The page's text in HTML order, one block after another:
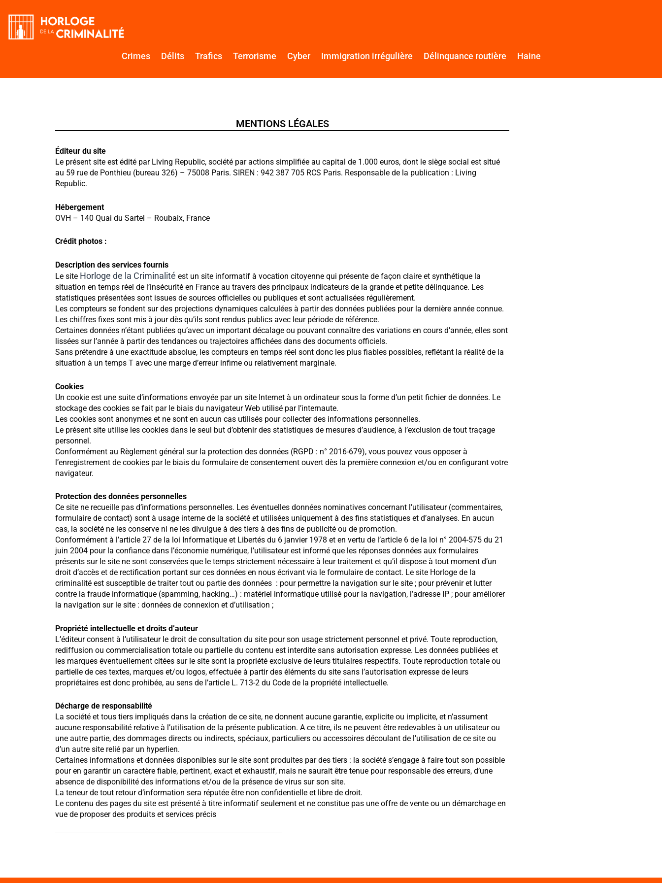
contenu
Crimes Délits Trafics Terrorisme Cyber Immigration irrégulière Délinquance routière Haine
MENTIONS LÉGALES
Éditeur du site
Le présent site est édité par Living Republic, société par actions simplifiée au capital de 1.000 euros, dont le siège social est situé
au 59 rue de Ponthieu (bureau 326) – 75008 Paris. SIREN : 942 387 705 RCS Paris. Responsable de la publication : Living
Republic.
Hébergement
OVH – 140 Quai du Sartel – Roubaix, France
Crédit photos :
Description des services fournis
Le site Horloge de la Criminalité est un site informatif à vocation citoyenne qui présente de façon claire et synthétique la
situation en temps réel de l’insécurité en France au travers des principaux indicateurs de la grande et petite délinquance. Les
statistiques présentées sont issues de sources officielles ou publiques et sont actualisées régulièrement.
Les compteurs se fondent sur des projections dynamiques calculées à partir des données publiées pour la dernière année connue.
Les chiffres fixes sont mis à jour dès qu’ils sont rendus publics avec leur période de référence.
Certaines données n’étant publiées qu’avec un important décalage ou pouvant connaître des variations en cours d’année, elles sont
lissées sur l’année à partir des tendances ou trajectoires affichées dans des documents officiels.
Sans prétendre à une exactitude absolue, les compteurs en temps réel sont donc les plus fiables possibles, reflétant la réalité de la
situation à un temps T avec une marge d’erreur infime ou relativement marginale.
Cookies
Un cookie est une suite d’informations envoyée par un site Internet à un ordinateur sous la forme d’un petit fichier de données. Le
stockage des cookies se fait par le biais du navigateur Web utilisé par l’internaute.
Les cookies sont anonymes et ne sont en aucun cas utilisés pour collecter des informations personnelles.
Le présent site utilise les cookies dans le seul but d’obtenir des statistiques de mesures d’audience, à l’exclusion de tout traçage
personnel.
Conformément au Règlement général sur la protection des données (RGPD : n° 2016-679), vous pouvez vous opposer à
l’enregistrement de cookies par le biais du formulaire de consentement ouvert dès la première connexion et/ou en configurant votre
navigateur.
Protection des données personnelles
Ce site ne recueille pas d’informations personnelles. Les éventuelles données nominatives concernant l’utilisateur (commentaires,
formulaire de contact) sont à usage interne de la société et utilisées uniquement à des fins statistiques et d’analyses. En aucun
cas, la société ne les conserve ni ne les divulgue à des tiers à des fins de publicité ou de promotion.
Conformément à l’article 27 de la loi Informatique et Libertés du 6 janvier 1978 et en vertu de l’article 6 de la loi n° 2004-575 du 21
juin 2004 pour la confiance dans l’économie numérique, l’utilisateur est informé que les réponses données aux formulaires
présents sur le site ne sont conservées que le temps strictement nécessaire à leur traitement et qu’il dispose à tout moment d’un
droit d’accès et de rectification portant sur ces données en nous écrivant via le formulaire de contact. Le site Horloge de la
criminalité est susceptible de traiter tout ou partie des données : pour permettre la navigation sur le site ; pour prévenir et lutter
contre la fraude informatique (spamming, hacking…) : matériel informatique utilisé pour la navigation, l’adresse IP ; pour améliorer
la navigation sur le site : données de connexion et d’utilisation ;
Propriété intellectuelle et droits d’auteur
L’éditeur consent à l’utilisateur le droit de consultation du site pour son usage strictement personnel et privé. Toute reproduction,
rediffusion ou commercialisation totale ou partielle du contenu est interdite sans autorisation expresse. Les données publiées et
les marques éventuellement citées sur le site sont la propriété exclusive de leurs titulaires respectifs. Toute reproduction totale ou
partielle de ces textes, marques et/ou logos, effectuée à partir des éléments du site sans l’autorisation expresse de leurs
propriétaires est donc prohibée, au sens de l’article L. 713-2 du Code de la propriété intellectuelle.
Décharge de responsabilité
La société et tous tiers impliqués dans la création de ce site, ne donnent aucune garantie, explicite ou implicite, et n’assument
aucune responsabilité relative à l’utilisation de la présente publication. A ce titre, ils ne peuvent être redevables à un utilisateur ou
une autre partie, des dommages directs ou indirects, spéciaux, particuliers ou accessoires découlant de l’utilisation de ce site ou
d’un autre site relié par un hyperlien.
Certaines informations et données disponibles sur le site sont produites par des tiers : la société s’engage à faire tout son possible
pour en garantir un caractère fiable, pertinent, exact et exhaustif, mais ne saurait être tenue pour responsable des erreurs, d’une
absence de disponibilité des informations et/ou de la présence de virus sur son site.
La teneur de tout retour d’information sera réputée être non confidentielle et libre de droit.
Le contenu des pages du site est présenté à titre informatif seulement et ne constitue pas une offre de vente ou un démarchage en
vue de proposer des produits et services précis